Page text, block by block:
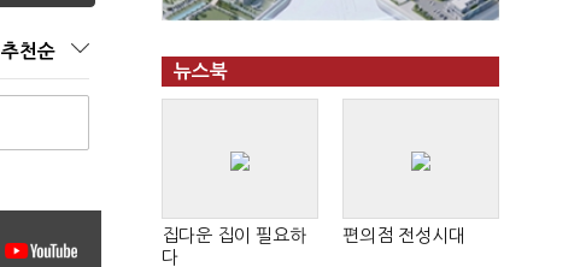
추천순
뉴스북
집다운 집이 필요하
다
편의점 전성시대